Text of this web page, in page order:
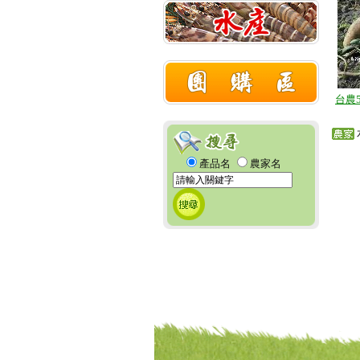
產品名 農家名
台農